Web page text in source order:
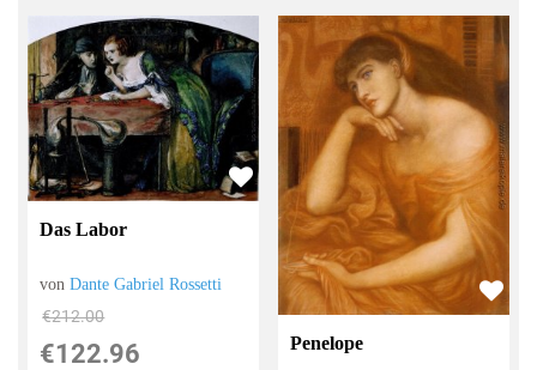
Das Labor
vonDante Gabriel Rossetti
€212.00
€122.96 Penelope